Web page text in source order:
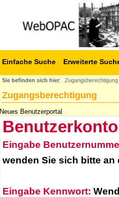
Einfache Suche Erweiterte
Sie befinden sich hier: Zugangsberechtigung
Zugangsberechtigung
Neues Benutzerportal
Benutzerkonto
Eingabe
wenden Sie sich bitte
Eingabe Kennwort: